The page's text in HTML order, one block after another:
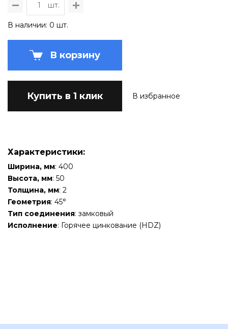
шт.
В наличии: 0 шт.
В корзину
Купить в 1 клик В избранное
Характеристики:
Ширина, мм: 400
Высота, мм: 50
Толщина, мм: 2
Геометрия: 45°
Тип соединения: замковый
Исполнение: Горячее цинкование (HDZ)